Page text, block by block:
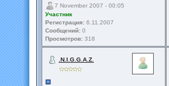
7 November 2007 - 00:05
Участник
Регистрация: 6.11.2007
Сообщений: 0
Просмотров: 318
.N.I.G.G.A.Z.